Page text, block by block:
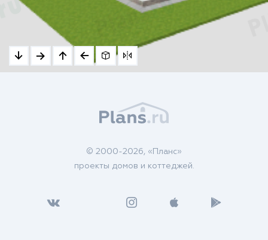
© 2000-2026, «Планс»
проекты домов и коттеджей.